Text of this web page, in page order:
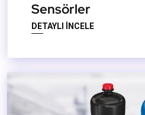
Sensörler
DETAYLI İNCELE